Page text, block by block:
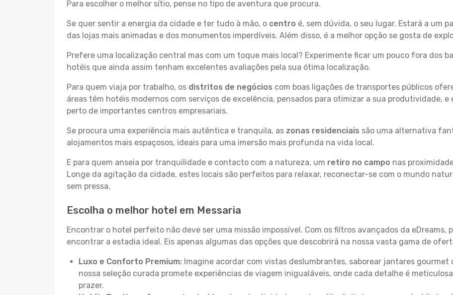
Para escolher o melhor sítio, pense no tipo de aventura que procura.
Se quer sentir a energia da cidade e ter tudo à mão, o centro é, sem dúvida, o seu lugar. Estará a um
das lojas mais animadas e dos monumentos imperdíveis. Além disso, é a melhor opção se gosta de
Prefere uma localização central mas com um toque mais local? Experimente ficar um pouco fora dos
hotéis que ainda assim tenham excelentes avaliações pela sua ótima localização.
Para quem viaja por trabalho, os distritos de negócios com boas ligações de transportes públicos
áreas têm hotéis modernos com serviços de excelência, pensados para otimizar a sua produtividade,
perto de importantes centros empresariais.
Se procura uma experiência mais autêntica e tranquila, as zonas residenciais são uma alternativa
alojamentos mais espaçosos, ideais para uma imersão mais profunda na vida local.
E para quem anseia por tranquilidade e contacto com a natureza, um retiro no campo nas
Longe da agitação da cidade, estes locais são perfeitos para relaxar, reconectar-se com o mundo
sem pressa.
Escolha o melhor hotel em Messaria
Encontrar o hotel perfeito não deve ser uma missão impossível. Com os filtros avançados da eDreams,
encontrar a estadia ideal. Eis apenas algumas das opções que descobrirá na nossa vasta gama de
Luxo e Conforto Premium: Imagine acordar com vistas deslumbrantes, saborear jantares gourmet
nossa seleção curada promete experiências de viagem inigualáveis, onde cada detalhe é
prazer.